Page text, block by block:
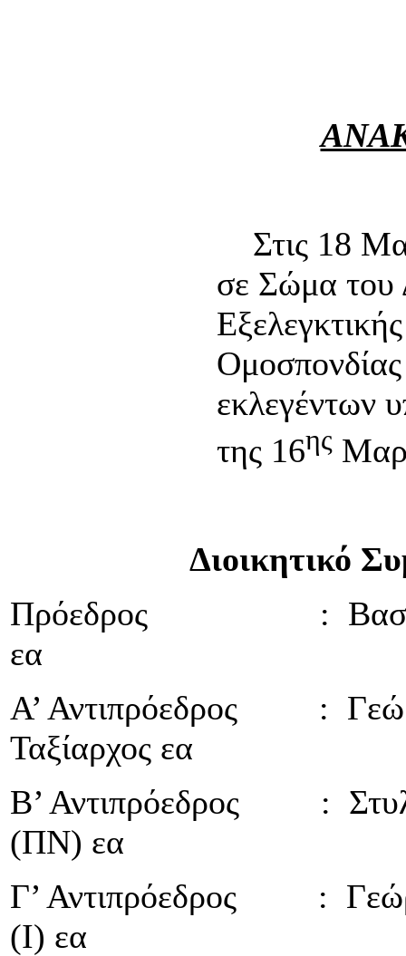
Στις 18
σε Σώμα του
εκλεγέντων
της 16ης
Διοικητικό
Πρόεδρος :
εα
Α’ Αντιπρόεδρος :
Ταξίαρχος εα
Β’ Αντιπρόεδρος :
(ΠΝ) εα
Γ’ Αντιπρόεδρος :
(Ι) εα